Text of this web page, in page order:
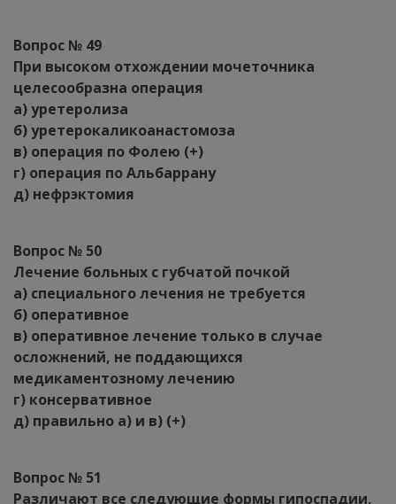
Вопрос № 49
При высоком отхождении мочеточника
целесообразна операция
а) уретеролиза
б) уретерокаликоанастомоза
в) операция по Фолею (+)
г) операция по Альбаррану
д) нефрэктомия
Вопрос № 50
Лечение больных с губчатой почкой
а) специального лечения не требуется
б) оперативное
в) оперативное лечение только в случае
осложнений, не поддающихся
медикаментозному лечению
г) консервативное
д) правильно а) и в) (+)
Вопрос № 51
Различают все следующие формы гипоспадии,